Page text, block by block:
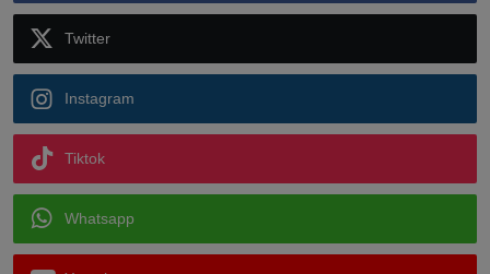
Twitter
Instagram
Tiktok
Whatsapp